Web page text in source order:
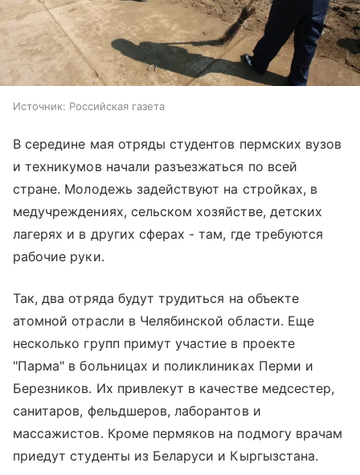
Источник: Российская газета
В середине мая отряды студентов пермских вузов
и техникумов начали разъезжаться по всей
стране. Молодежь задействуют на стройках, в
медучреждениях, сельском хозяйстве, детских
лагерях и в других сферах - там, где требуются
рабочие руки.
Так, два отряда будут трудиться на объекте
атомной отрасли в Челябинской области. Еще
несколько групп примут участие в проекте
"Парма" в больницах и поликлиниках Перми и
Березников. Их привлекут в качестве медсестер,
санитаров, фельдшеров, лаборантов и
массажистов. Кроме пермяков на подмогу врачам
приедут студенты из Беларуси и Кыргызстана.